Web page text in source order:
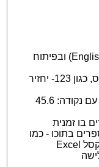
המרה בשפות: עברית, אנגלית (English) ובפיתוח
עובד עם מספרים שליליים, במינוס, כגון 123- יחזיר
מאפשר המרה של מספר עשרוני עם נקודה: 45.6
בו זמנית
בתוכו - כמו